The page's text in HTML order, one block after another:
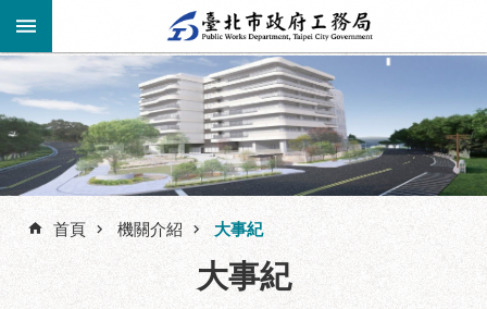
跳到主要內容區塊
進
階
搜
公
告
資
訊
首頁 機關介紹 大事紀
大事紀